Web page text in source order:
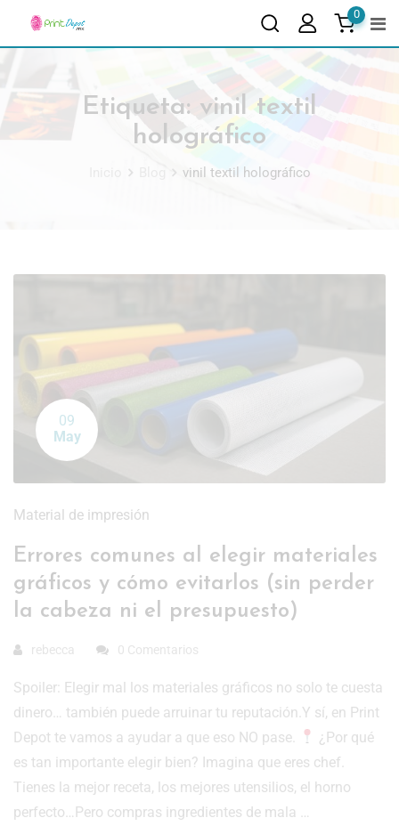
0
Etiqueta: vinil textil
holográfico
vinil textil holográfico
09
May
Material de impresión
Errores comunes al elegir materiales
gráficos y cómo evitarlos (sin perder
la cabeza ni el presupuesto)
rebecca 0 Comentarios
Spoiler: Elegir mal los materiales gráficos no solo te cuesta
dinero… también puede arruinar tu reputación.Y sí, en Print
Depot te vamos a ayudar a que eso NO pase.
¿Por qué
es tan importante elegir bien? Imagina que eres chef.
Tienes la mejor receta, los mejores utensilios, el horno
perfecto…Pero compras ingredientes de mala …